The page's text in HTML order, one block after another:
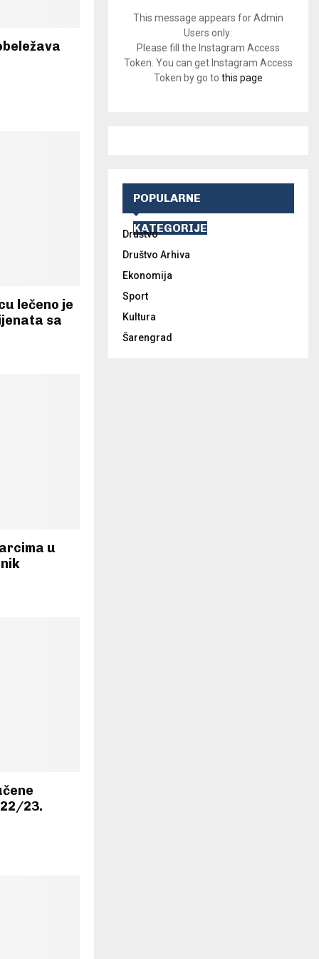
lečeno je
sa
u
23.
This message appears for Admin
Users only:
Please fill the Instagram Access
Token. You can get Instagram Access
Token by go to this page
POPULARNE
KATEGORIJE
Društvo
Društvo Arhiva
Ekonomija
Sport
Kultura
Šarengrad